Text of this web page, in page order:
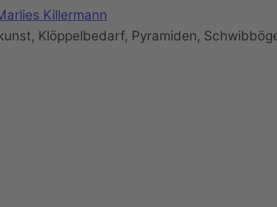
Killermann
Klöppelbedarf, Pyramiden,